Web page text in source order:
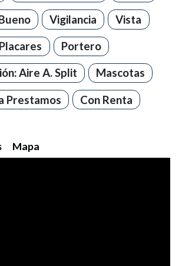
Vigilancia
Vista
Placares
Portero
Aire A. Split
Mascotas
Prestamos
Con Renta
Mapa